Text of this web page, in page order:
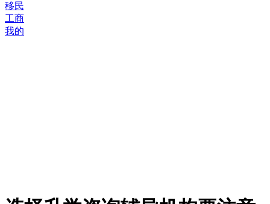
移民
工商
我的